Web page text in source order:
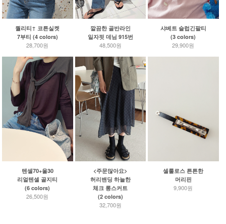
퀄리티↑ 코튼실켓
7부티 (4 colors)
28,700원
깔끔한 골반라인
일자핏 데님 915번
48,500원
샤베트 슬럽긴팔티
(3 colors)
29,900원
텐셀70+울30
리얼텐셀 골지티
(6 colors)
26,500원
<주문많아요>
허리밴딩 하늘한
체크 롱스커트
(2 colors)
32,700원
셀룰로스 튼튼한
머리핀
9,900원